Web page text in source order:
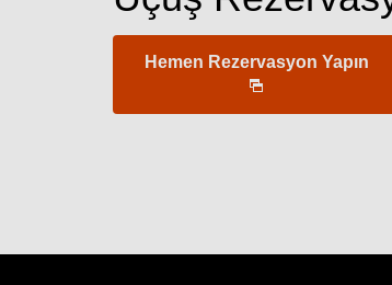
Hemen Rezervasyon Yapın